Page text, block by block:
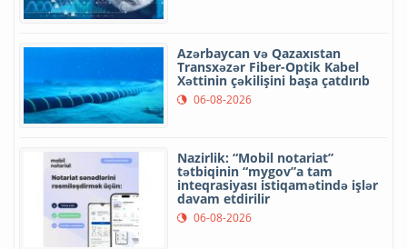
Azərbaycan və Qazaxıstan
Transxəzər Fiber-Optik Kabel
Xəttinin çəkilişini başa çatdırıb
06-08-2026
Nazirlik: “Mobil notariat”
tətbiqinin “mygov”a tam
inteqrasiyası istiqamətində işlər
davam etdirilir
06-08-2026